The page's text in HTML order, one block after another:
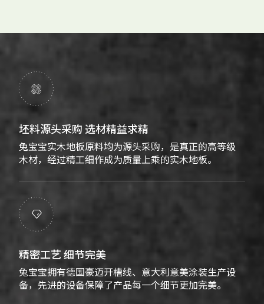

坯料源头采购 选材精益求精
兔宝宝实木地板原料均为源头采购，是真正的高等级
木材，经过精工细作成为质量上乘的实木地板。

精密工艺 细节完美
兔宝宝拥有德国豪迈开槽线、意大利意美涂装生产设
备，先进的设备保障了产品每一个细节更加完美。